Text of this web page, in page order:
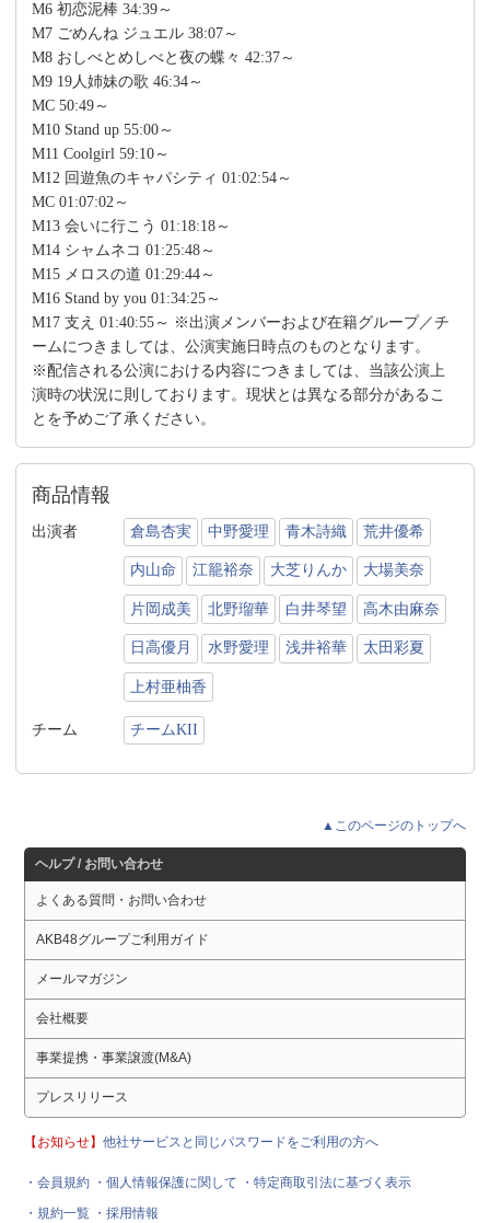
M6 初恋泥棒 34:39～
M7 ごめんね ジュエル 38:07～
M8 おしべとめしべと夜の蝶々 42:37～
M9 19人姉妹の歌 46:34～
MC 50:49～
M10 Stand up 55:00～
M11 Coolgirl 59:10～
M12 回遊魚のキャパシティ 01:02:54～
MC 01:07:02～
M13 会いに行こう 01:18:18～
M14 シャムネコ 01:25:48～
M15 メロスの道 01:29:44～
M16 Stand by you 01:34:25～
M17 支え 01:40:55～ ※出演メンバーおよび在籍グループ／チ
ームにつきましては、公演実施日時点のものとなります。
※配信される公演における内容につきましては、当該公演上
演時の状況に則しております。現状とは異なる部分があるこ
とを予めご了承ください。
商品情報
出演者 倉島杏実 中野愛理 青木詩織 荒井優希
内山命 江籠裕奈 大芝りんか 大場美奈
片岡成美 北野瑠華 白井琴望 高木由麻奈
日高優月 水野愛理 浅井裕華 太田彩夏
上村亜柚香
チーム チームKII
▲このページのトップへ
ヘルプ / お問い合わせ
よくある質問・お問い合わせ
AKB48グループご利用ガイド
メールマガジン
会社概要
事業提携・事業譲渡(M&A)
プレスリリース
【お知らせ】他社サービスと同じパスワードをご利用の方へ
・会員規約 ・個人情報保護に関して
・特定商取引法に基づく表示
・規約一覧 ・採用情報